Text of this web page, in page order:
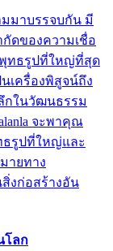
มาบรรจบกัน มี
ดของความเชื่อ
ทธรูปที่ใหญ่ที่สุด
เครื่องพิสูจน์ถึง
กในวัฒนธรรม
จะพาคุณ
ธรูปที่ใหญ่และ
ายทาง
งก่อสร้างอัน
โลก